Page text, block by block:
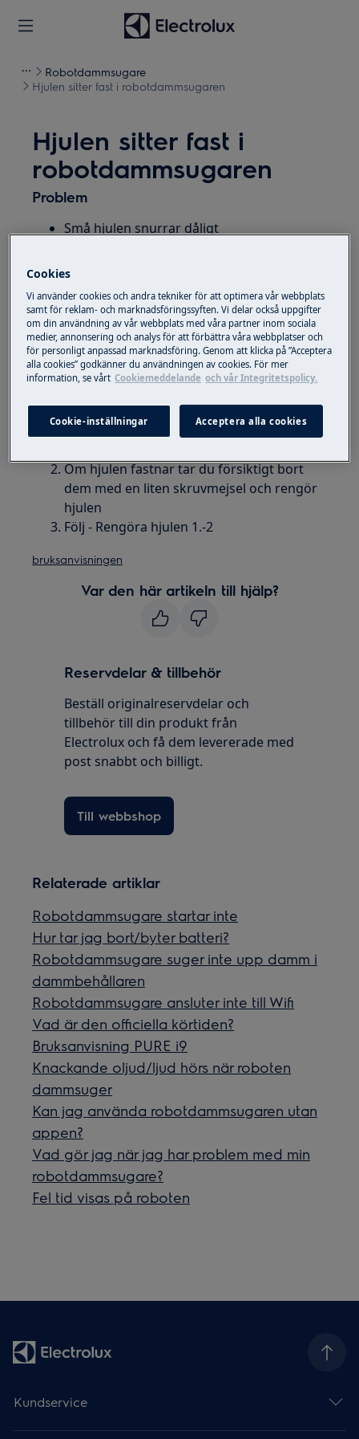
Robotdammsugare
Hjulen sitter fast i robotdammsugaren
Hjulen sitter fast i
robotdammsugaren
Problem
Små hjulen snurrar dåligt
Gäller
Pure I9
Pure I9.2
Robotdammsugare
Framhjul: Ta bort hår och dylikt från hjulen
Om hjulen fastnar tar du försiktigt bort
dem med en liten skruvmejsel och rengör
hjulen
Följ - Rengöra hjulen 1.-2
bruksanvisningen
Var den här artikeln till hjälp?
Reservdelar & tillbehör
Beställ originalreservdelar och
tillbehör till din produkt från
Electrolux och få dem levererade med
post snabbt och billigt.
Till webbshop
Relaterade artiklar
Robotdammsugare startar inte
Hur tar jag bort/byter batteri?
Robotdammsugare suger inte upp damm i
dammbehållaren
Robotdammsugare ansluter inte till Wifi
Vad är den officiella körtiden?
Bruksanvisning PURE i9
Knackande oljud/ljud hörs när roboten
dammsuger
Kan jag använda robotdammsugaren utan
appen?
Vad gör jag när jag har problem med min
robotdammsugare?
Fel tid visas på roboten
Kundservice
Cookies
Vi använder cookies och andra tekniker för att optimera vår webbplats
samt för reklam- och marknadsföringssyften. Vi delar också uppgifter
om din användning av vår webbplats med våra partner inom sociala
medier, annonsering och analys för att förbättra våra webbplatser och
för personligt anpassad marknadsföring. Genom att klicka på ”Acceptera
alla cookies” godkänner du användningen av cookies. För mer
information, se vårt Cookiemeddelande och vår Integritetspolicy.
Cookie-inställningar Acceptera alla cookies